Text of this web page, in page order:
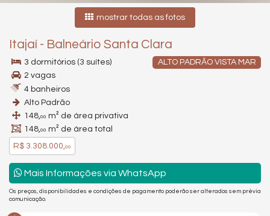
mostrar todas as fotos
Itajaí - Balneário Santa Clara
ALTO PADRÃO VISTA MAR
3 dormitórios (3 suítes)
2 vagas
4 banheiros
Alto Padrão
148,00 m² de área privativa
148,00 m² de área total
R$ 3.308.000,00
Mais Informações via WhatsApp
Os preços, disponibilidades e condições de pagamento poderão ser alterados sem prévia
comunicação.